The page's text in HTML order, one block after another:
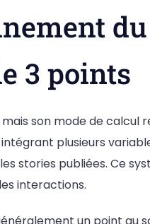
du
3 points
son mode de calcul
intégrant plusieurs
stories publiées. Ce
interactions.